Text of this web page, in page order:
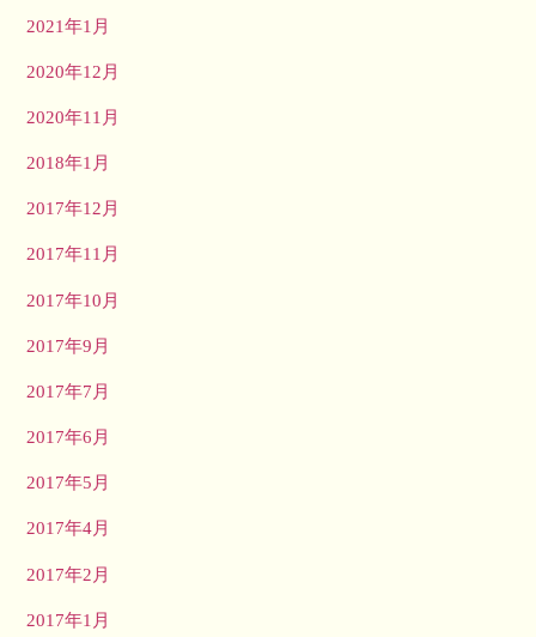
2021年1月
2020年12月
2020年11月
2018年1月
2017年12月
2017年11月
2017年10月
2017年9月
2017年7月
2017年6月
2017年5月
2017年4月
2017年2月
2017年1月